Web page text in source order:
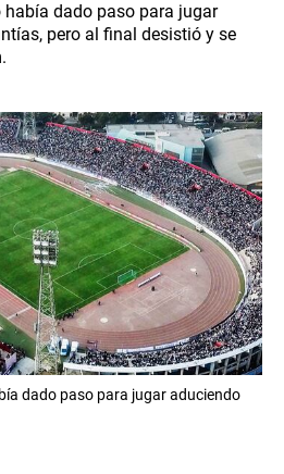
dado paso para jugar
pero al final desistió y se
dado paso para jugar aduciendo